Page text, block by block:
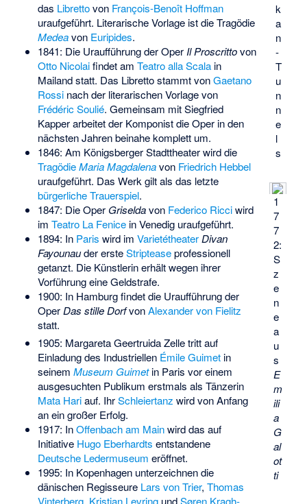
k
a
n
-
T
u
n
n
e
l
s
1
7
7
2:
S
z
e
n
e
a
u
s
E
m
ili
a
G
al
ot
ti
das Librettovon François-Benoît Hoffman
uraufgeführt. Literarische Vorlage ist die Tragödie
Medeavon Euripides.
1841: Die Uraufführung der OperIl Proscrittovon
Otto Nicolaifindet am Teatro alla Scalain
Mailand statt. Das Libretto stammt vonGaetano
Rossinach der literarischen Vorlage von
Frédéric Soulié. Gemeinsam mit Siegfried
Kapper arbeitet der Komponist die Oper in den
nächsten Jahren beinahe komplett um.
1846: Am Königsberger Stadttheater wird die
Tragödie Maria Magdalenavon Friedrich Hebbel
uraufgeführt. Das Werk gilt als das letzte
bürgerliche Trauerspiel.
1847: Die Oper Griseldavon Federico Ricciwird
im Teatro La Fenicein Venedig uraufgeführt.
1894: In Paris wird im Varietétheater Divan
Fayounauder ersteStripteaseprofessionell
getanzt. Die Künstlerin erhält wegen ihrer
Vorführung eine Geldstrafe.
1900: In Hamburg findet die Uraufführung der
OperDas stille DorfvonAlexander von Fielitz
statt.
1905: Margareta Geertruida Zelle tritt auf
Einladung des Industriellen Émile Guimetin
seinem Museum Guimetin Paris vor einem
ausgesuchten Publikum erstmals als Tänzerin
Mata Hariauf. IhrSchleiertanz wird von Anfang
an ein großer Erfolg.
1917: InOffenbach am Mainwird das auf
Initiative Hugo Eberhardts entstandene
Deutsche Ledermuseum eröffnet.
1995: In Kopenhagen unterzeichnen die
dänischen Regisseure Lars von Trier, Thomas
Vinterberg, Kristian LevringundSøren Kragh-